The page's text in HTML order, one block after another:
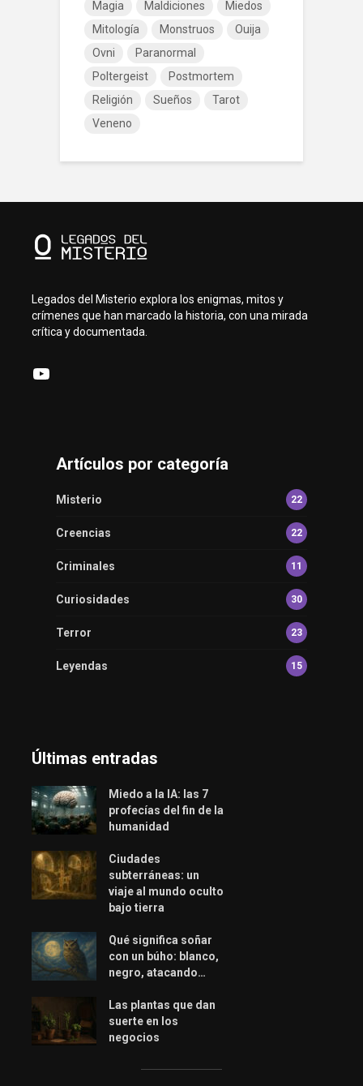
Magia
Maldiciones
Miedos
Mitología
Monstruos
Ouija
Ovni
Paranormal
Poltergeist
Postmortem
Religión
Sueños
Tarot
Veneno
Legados del Misterio explora los enigmas, mitos y
crímenes que han marcado la historia, con una mirada
crítica y documentada.
YouTube
Artículos por categoría
Misterio 22
Creencias 22
Criminales 11
Curiosidades 30
Terror 23
Leyendas 15
Últimas entradas
Miedo a la IA: las 7
profecías del fin de la
humanidad
Ciudades
subterráneas: un
viaje al mundo oculto
bajo tierra
Qué significa soñar
con un búho: blanco,
negro, atacando…
Las plantas que dan
suerte en los
negocios